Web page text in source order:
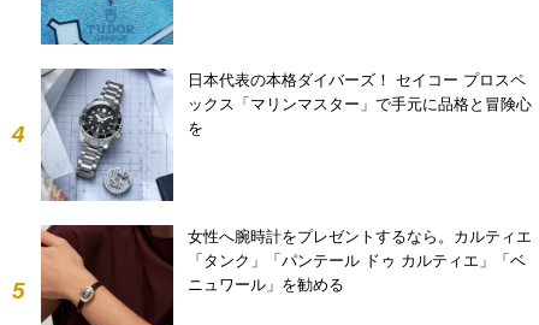
4
日本代表の本格ダイバーズ！ セイコー プロスペ
ックス「マリンマスター」で手元に品格と冒険心
を
5
女性へ腕時計をプレゼントするなら。カルティエ
「タンク」「パンテール ドゥ カルティエ」「ベ
ニュワール」を勧める